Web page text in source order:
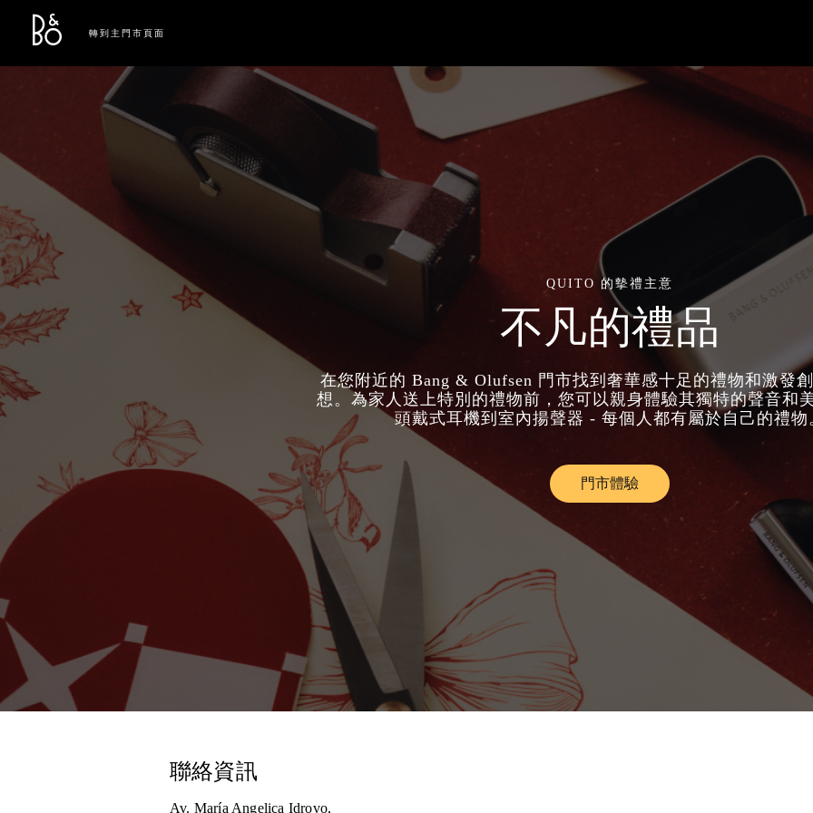
Bang & Olufsen - Exist to Create
轉到主門市頁面
QUITO 的摰禮主意
不凡的禮品
在您附近的 Bang & Olufsen 門市找到奢華感十足的禮物和激發
想。為家人送上特別的禮物前，您可以親身體驗其獨特的聲音和
頭戴式耳機到室內揚聲器 - 每個人都有屬於自己的禮物
門市體驗Link Opens in New Tab
聯絡資訊
Av. María Angelica Idrovo,